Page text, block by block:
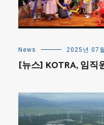
News 2025년 07
[뉴스] KOTRA, 임직